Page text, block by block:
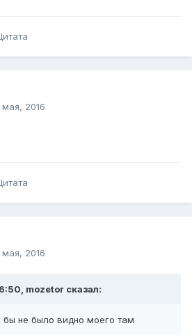
мая, 2016
мая, 2016
mozetor сказал:
бы не было видно моего там